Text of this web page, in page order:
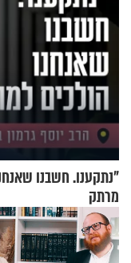
"נתקענו. חשבנו
מרתק